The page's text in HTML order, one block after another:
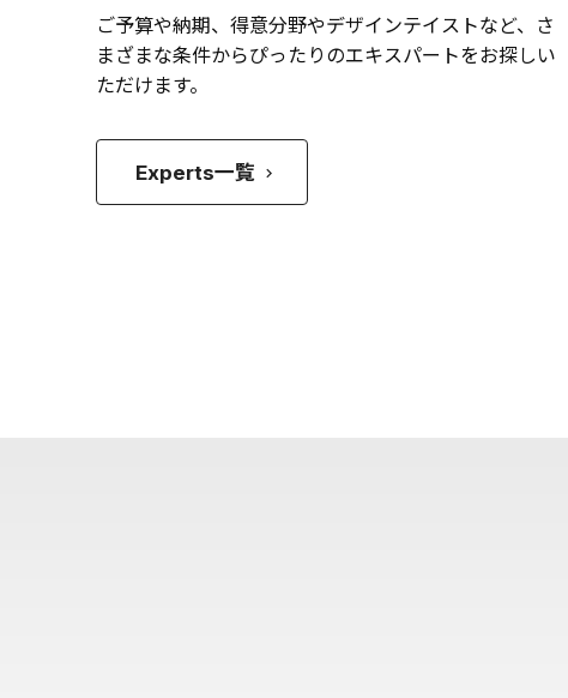
ご予算や納期、得意分野やデザインテイストなど、さ
まざまな条件からぴったりのエキスパートをお探しい
ただけます。
Experts一覧 keyboard_arrow_right